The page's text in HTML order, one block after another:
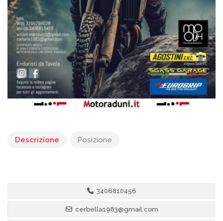
Descrizione Posizione
3406810456
cerbella1983@gmail.com